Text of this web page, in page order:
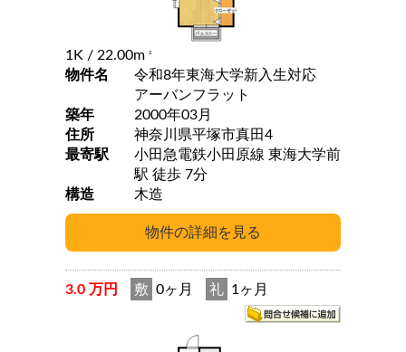
1K / 22.00m 2
物件名
令和8年東海大学新入生対応
アーバンフラット
築年
2000年03月
住所
神奈川県平塚市真田4
最寄駅
小田急電鉄小田原線 東海大学前
駅 徒歩 7分
構造
木造
3.0 万円 敷 0ヶ月 礼 1ヶ月